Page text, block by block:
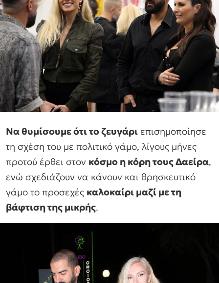
Να θυμίσουμε ότι το ζευγάρι επισημοποίησε
τη σχέση του με πολιτικό γάμο, λίγους μήνες
προτού έρθει στον κόσμο η κόρη τους Δαείρα,
ενώ σχεδιάζουν να κάνουν και θρησκευτικό
γάμο το προσεχές καλοκαίρι μαζί με τη
βάφτιση της μικρής.